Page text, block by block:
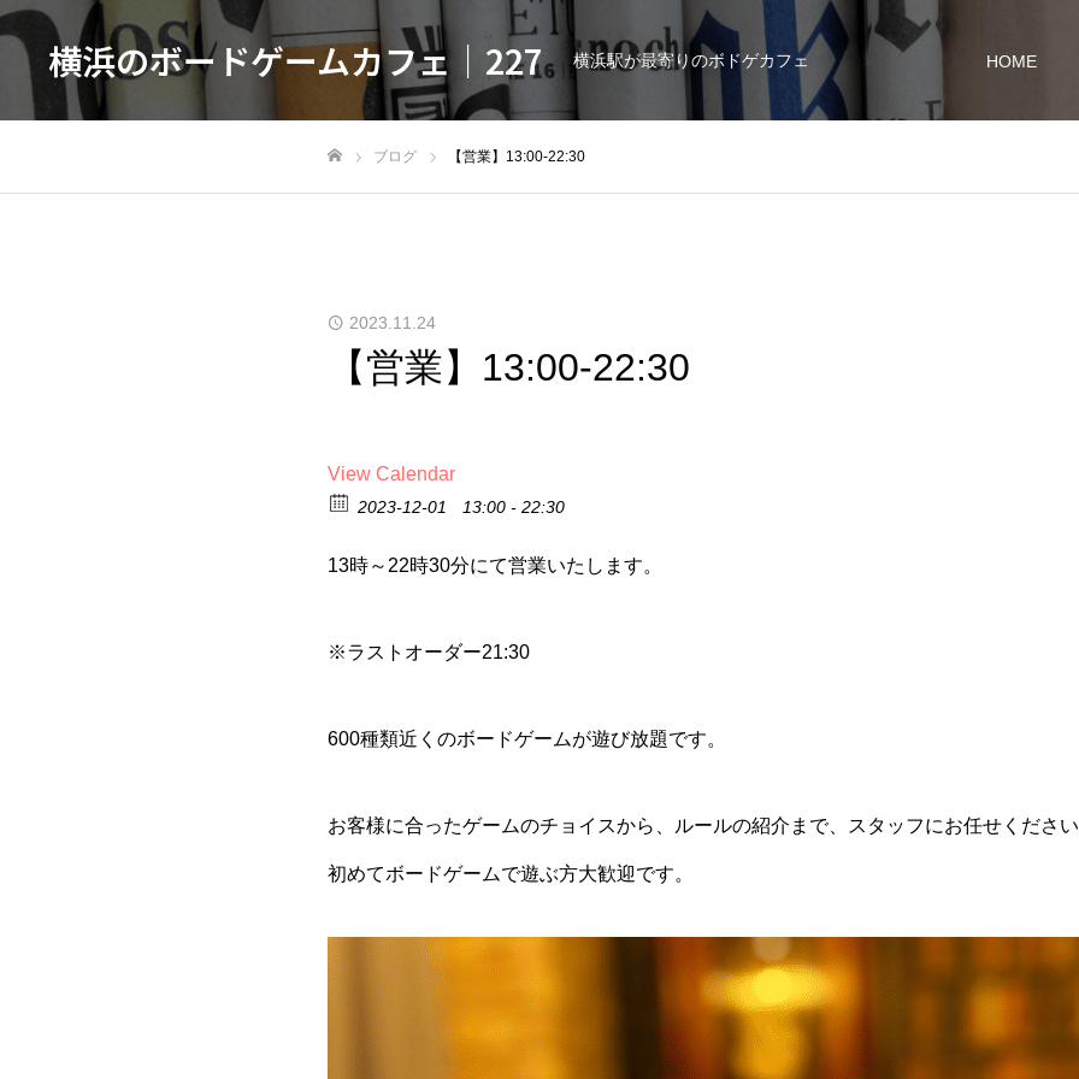
横浜のボードゲームカフェ｜227 横浜駅が最寄りのボドゲカフェ HOME
ブログ 【営業】13:00-22:30
2023.11.24
【営業】13:00-22:30
View Calendar
2023-12-01 13:00 - 22:30
13時～22時30分にて営業いたします。
※ラストオーダー21:30
600種類近くのボードゲームが遊び放題です。
お客様に合ったゲームのチョイスから、ルールの紹介まで、スタッフにお任せくださ
初めてボードゲームで遊ぶ方大歓迎です。